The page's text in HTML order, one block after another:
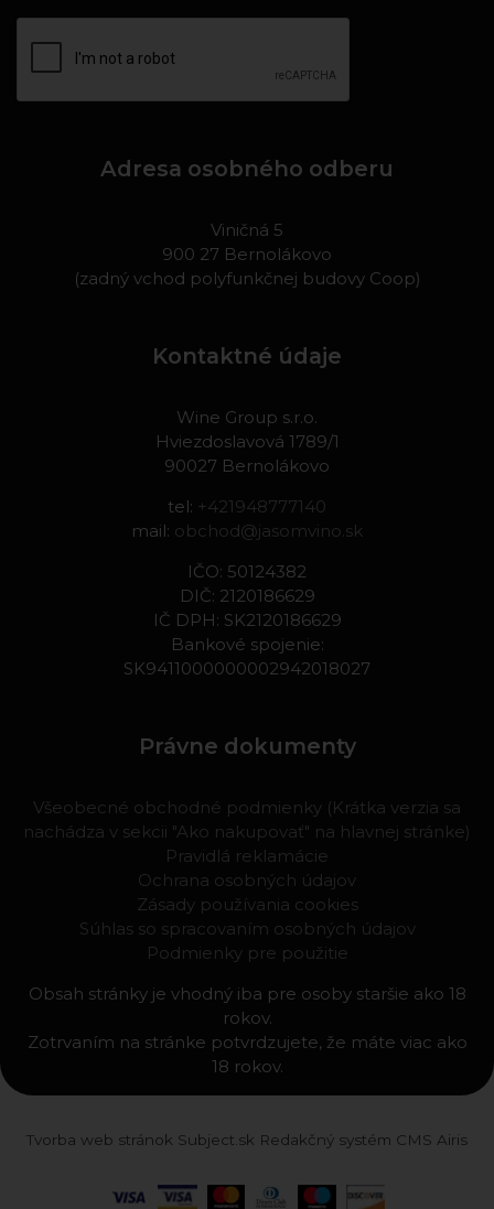
Adresa osobného odberu
Viničná 5
900 27 Bernolákovo
(zadný vchod polyfunkčnej budovy Coop)
Kontaktné údaje
Wine Group s.r.o.
Hviezdoslavová 1789/1
90027 Bernolákovo
tel: +421948777140
mail: obchod@jasomvino.sk
IČO: 50124382
DIČ: 2120186629
IČ DPH: SK2120186629
Bankové spojenie:
SK9411000000002942018027
Právne dokumenty
Všeobecné obchodné podmienky (Krátka verzia sa
nachádza v sekcii "Ako nakupovať" na hlavnej stránke)
Pravidlá reklamácie
Ochrana osobných údajov
Zásady používania cookies
Súhlas so spracovaním osobných údajov
Podmienky pre použitie
Obsah stránky je vhodný iba pre osoby staršie ako 18
rokov.
Zotrvaním na stránke potvrdzujete, že máte viac ako
18 rokov.
Tvorba web stránok Subject.sk Redakčný systém CMS Airis